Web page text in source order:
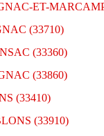
ET-
(33710)
(33360)
(33860)
(33410)
(33910)